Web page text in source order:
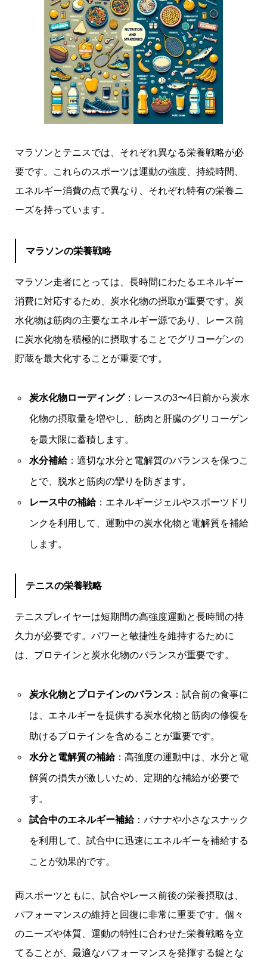
マラソンとテニスでは、それぞれ異なる栄養戦略が必
要です。これらのスポーツは運動の強度、持続時間、
エネルギー消費の点で異なり、それぞれ特有の栄養ニ
ーズを持っています。
マラソンの栄養戦略
マラソン走者にとっては、長時間にわたるエネルギー
消費に対応するため、炭水化物の摂取が重要です。炭
水化物は筋肉の主要なエネルギー源であり、レース前
に炭水化物を積極的に摂取することでグリコーゲンの
貯蔵を最大化することが重要です。
炭水化物ローディング：レースの3〜4日前から炭水
化物の摂取量を増やし、筋肉と肝臓のグリコーゲン
を最大限に蓄積します。
水分補給：適切な水分と電解質のバランスを保つこ
とで、脱水と筋肉の攣りを防ぎます。
レース中の補給：エネルギージェルやスポーツドリ
ンクを利用して、運動中の炭水化物と電解質を補給
します。
テニスの栄養戦略
テニスプレイヤーは短期間の高強度運動と長時間の持
久力が必要です。パワーと敏捷性を維持するために
は、プロテインと炭水化物のバランスが重要です。
炭水化物とプロテインのバランス ：試合前の食事に
は、エネルギーを提供する炭水化物と筋肉の修復を
助けるプロテインを含めることが重要です。
水分と電解質の補給：高強度の運動中は、水分と電
解質の損失が激しいため、定期的な補給が必要で
す。
試合中のエネルギー補給：バナナや小さなスナック
を利用して、試合中に迅速にエネルギーを補給する
ことが効果的です。
両スポーツともに、試合やレース前後の栄養摂取は、
パフォーマンスの維持と回復に非常に重要です。個々
のニーズや体質、運動の特性に合わせた栄養戦略を立
てることが、最適なパフォーマンスを発揮する鍵とな